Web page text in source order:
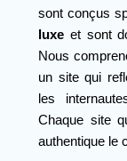
sont conçus
luxe et sont
Nous
un site qui
les
Chaque site
authentique le